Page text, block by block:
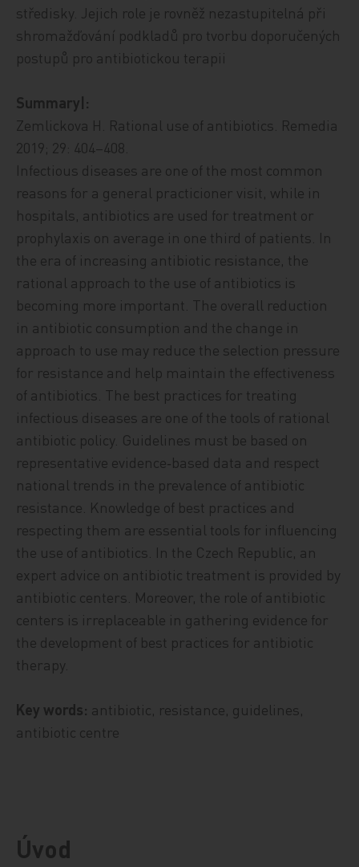
středisky. Jejich role je rovněž nezastupitelná při
shromažďování podkladů pro tvorbu doporučených
postupů pro antibiotickou terapii
Summary|:
Zemlickova H. Rational use of antibiotics. Remedia
2019; 29: 404–408.
Infectious diseases are one of the most common
reasons for a general practicioner visit, while in
hospitals, antibiotics are used for treatment or
prophylaxis on average in one third of patients. In
the era of increasing antibiotic resistance, the
rational approach to the use of antibiotics is
becoming more important. The overall reduction
in antibiotic consumption and the change in
approach to use may reduce the selection pressure
for resistance and help maintain the effectiveness
of antibiotics. The best practices for treating
infectious diseases are one of the tools of rational
antibiotic policy. Guidelines must be based on
representative evidence‑based data and respect
national trends in the prevalence of antibiotic
resistance. Knowledge of best practices and
respecting them are essential tools for influencing
the use of antibiotics. In the Czech Republic, an
expert advice on antibiotic treatment is provided by
antibiotic centers. Moreover, the role of antibiotic
centers is irreplaceable in gathering evidence for
the development of best practices for antibiotic
therapy.
Key words: antibiotic, resistance, guidelines,
antibiotic centre
Úvod